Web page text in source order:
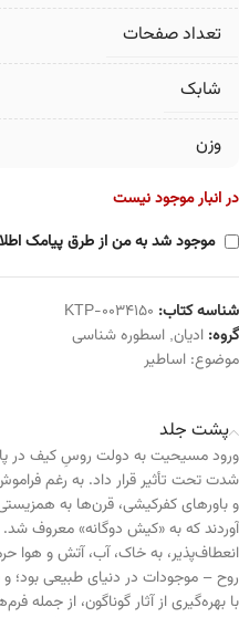
تعداد صفحات
شابک
وزن
در انبار موجود نیست
موجود شد به من از طرق پیامک
شناسه کتاب: KTP-0034150
گروه: ادیان, اسطوره شناسی
موضوع: اساطیر
پشت جلد
ورود مسیحیت به دولت روسِ کیف در
شدت تحت تأثیر قرار داد. به رغم
و باورهای کفرکیشی، قرن‌ها به
آوردند که به «کیش دوگانه» معروف
انعطاف‌پذیر، به خاک، آب، آتش و
روح – موجودات در دنیای طبیعی بود؛
با بهره‌گیری از آثار گوناگون، از جمله